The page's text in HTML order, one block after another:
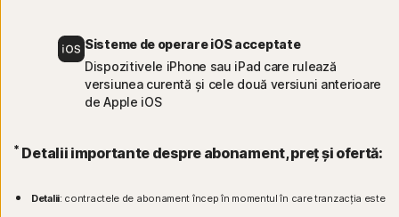
Sisteme de operare iOS acceptate
Dispozitivele iPhone sau iPad care rulează
versiunea curentă și cele două versiuni anterioare
de Apple iOS
* Detalii importante despre abonament, preț și ofertă:
Detalii: contractele de abonament încep în momentul în care tranzacția este